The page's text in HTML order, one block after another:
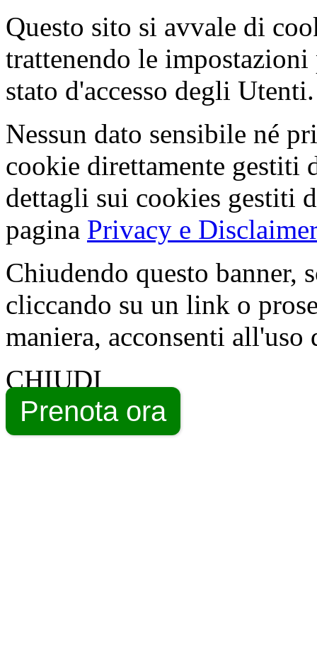
Questo sito si avvale di
trattenendo le
stato d'accesso degli Utenti.
Nessun dato sensibile né
cookie direttamente gestiti
dettagli sui cookies gestiti
pagina Privacy e Disclaimer
Chiudendo questo banner,
cliccando su un link o
maniera, acconsenti all'uso
CHIUDI
Prenota ora